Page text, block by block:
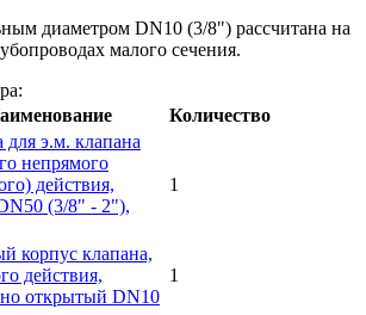
диаметром DN10 (3/8") рассчитана на
малого сечения.
Количество
для э.м. клапана
непрямого
действия,
(3/8" - 2"),
1
корпус клапана,
действия,
открытый DN10
1